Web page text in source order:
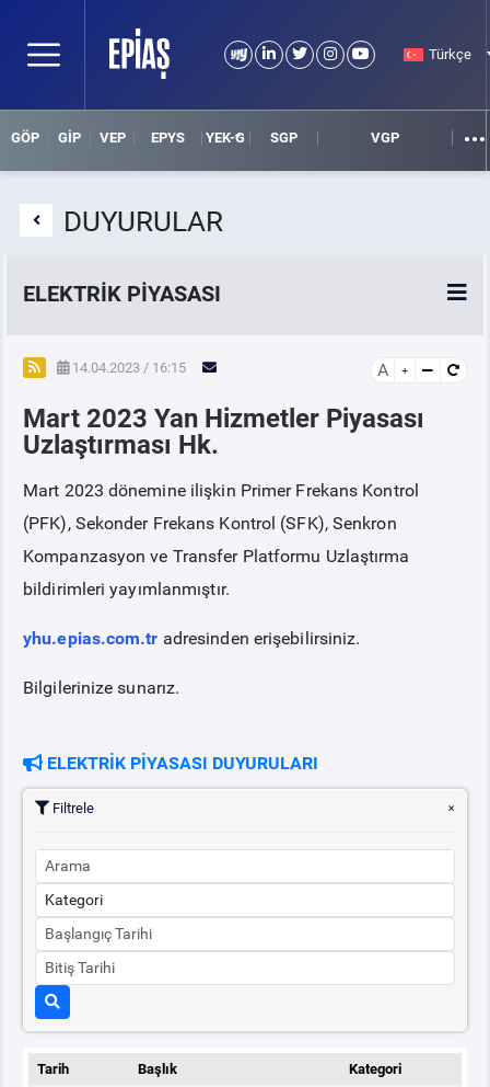
Türkçe
GÖP GİP VEP EPYS YEK-G SGP VGP
DUYURULAR
ELEKTRİK PİYASASI
SPOT ELEKTRİK PİYASALARI
ÖRNEK FİNANS BELGELERİ
VADELİ ELEKTRİK PİYASASI
PİYASAKAYITSÜRECİ
MALİ UZLAŞTIRMA
BÜLTENLER
DUYURULAR
BT HİZMET YÖNETİM SİSTEMİ POLİTİKAMIZ
14.04.2023 / 16:15 A
Mart 2023 Yan Hizmetler Piyasası
Uzlaştırması Hk.
Mart 2023 dönemine ilişkin Primer Frekans Kontrol
(PFK), Sekonder Frekans Kontrol (SFK), Senkron
Kompanzasyon ve Transfer Platformu Uzlaştırma
bildirimleri yayımlanmıştır.
yhu.epias.com.tr adresinden erişebilirsiniz.
Bilgilerinize sunarız.
ELEKTRİK PİYASASI DUYURULARI
Filtrele
Tarih Başlık
Kategori